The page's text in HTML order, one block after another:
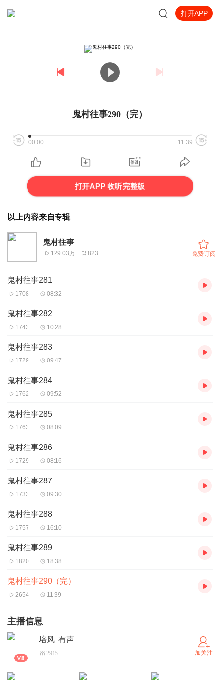
打开APP
鬼村往事290（完）
00:00 11:39
打开APP 收听完整版
以上内容来自专辑
鬼村往事
129.03万 823 免费订阅
鬼村往事281
1708 08:32
鬼村往事282
1743 10:28
鬼村往事283
1729 09:47
鬼村往事284
1762 09:52
鬼村往事285
1763 08:09
鬼村往事286
1729 08:16
鬼村往事287
1733 09:30
鬼村往事288
1757 16:10
鬼村往事289
1820 18:38
鬼村往事290（完）
2654 11:39
主播信息
培风_有声
2915 加关注